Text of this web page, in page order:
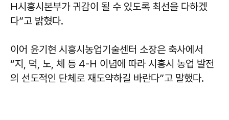
H시흥시본부가 귀감이 될 수 있도록 최선을 다하겠
다”고 밝혔다.
이어 윤기현 시흥시농업기술센터 소장은 축사에서
“지, 덕, 노, 체 등 4-H 이념에 따라 시흥시 농업 발전
의 선도적인 단체로 재도약하길 바란다”고 말했다.